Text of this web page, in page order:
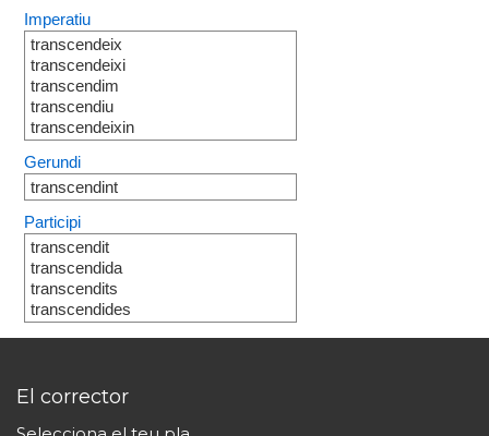
Imperatiu
transcendeix
transcendeixi
transcendim
transcendiu
transcendeixin
Gerundi
transcendint
Participi
transcendit
transcendida
transcendits
transcendides
El corrector